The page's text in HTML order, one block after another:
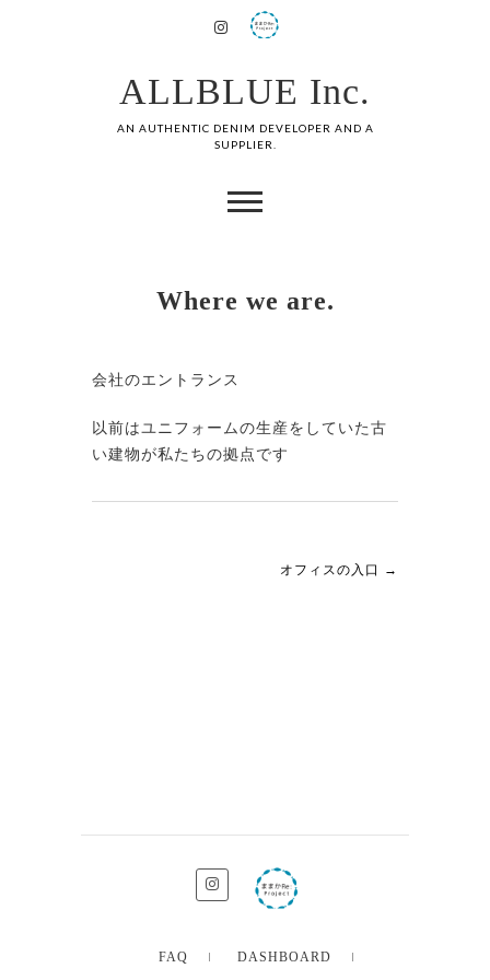
ALLBLUE Inc.
AN AUTHENTIC DENIM DEVELOPER AND A
SUPPLIER.
Where we are.
会社のエントランス
以前はユニフォームの生産をしていた古
い建物が私たちの拠点です
オフィスの入口 →
FAQ DASHBOARD